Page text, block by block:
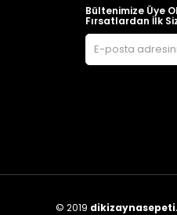
Bültenimize Üye
Fırsatlardan İlk
© 2019